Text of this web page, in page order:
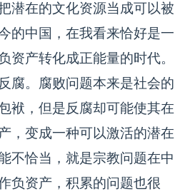
潜在的文化资源当成可以被
的中国，在我看来恰好是一
资产转化成正能量的时代。
腐。腐败问题本来是社会的
袱，但是反腐却可能使其在
，变成一种可以激活的潜在
不恰当，就是宗教问题在中
负资产，积累的问题也很